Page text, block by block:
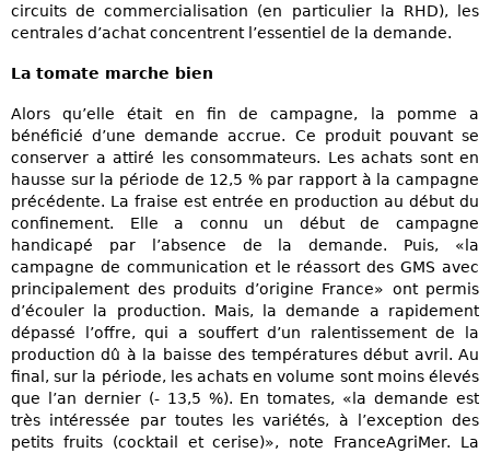
circuits de commercialisation (en particulier la RHD), les
centrales d’achat concentrent l’essentiel de la demande.
La tomate marche bien
Alors qu’elle était en fin de campagne, la pomme a
bénéficié d’une demande accrue. Ce produit pouvant se
conserver a attiré les consommateurs. Les achats sont en
hausse sur la période de 12,5 % par rapport à la campagne
précédente. La fraise est entrée en production au début du
confinement. Elle a connu un début de campagne
handicapé par l’absence de la demande. Puis, «la
campagne de communication et le réassort des GMS avec
principalement des produits d’origine France» ont permis
d’écouler la production. Mais, la demande a rapidement
dépassé l’offre, qui a souffert d’un ralentissement de la
production dû à la baisse des températures début avril. Au
final, sur la période, les achats en volume sont moins élevés
que l’an dernier (- 13,5 %). En tomates, «la demande est
très intéressée par toutes les variétés, à l’exception des
petits fruits (cocktail et cerise)», note FranceAgriMer. La